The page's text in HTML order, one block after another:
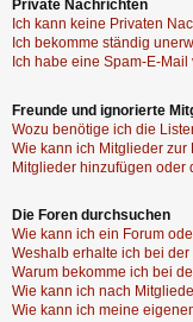
Private Nachrichten
Ich kann keine Privaten
Ich bekomme ständig
Ich habe eine Spam-E-
Freunde und ignorierte
Wozu benötige ich die
Wie kann ich Mitglieder zur
Mitglieder hinzufügen oder
Die Foren durchsuchen
Wie kann ich ein Forum
Weshalb erhalte ich bei
Warum bekomme ich bei
Wie kann ich nach
Wie kann ich meine